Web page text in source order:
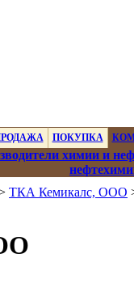
ПОКУПКА
химии и
ТКА Кемикалс, ООО